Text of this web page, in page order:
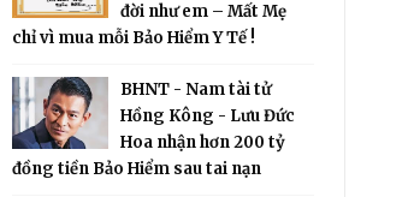
đời như em – Mất Mẹ
chỉ vì mua mỗi Bảo Hiểm Y Tế !
BHNT - Nam tài tử
Hồng Kông - Lưu Đức
Hoa nhận hơn 200 tỷ
đồng tiền Bảo Hiểm sau tai nạn